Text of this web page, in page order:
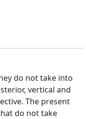
do not take into
vertical and
The present
do not take